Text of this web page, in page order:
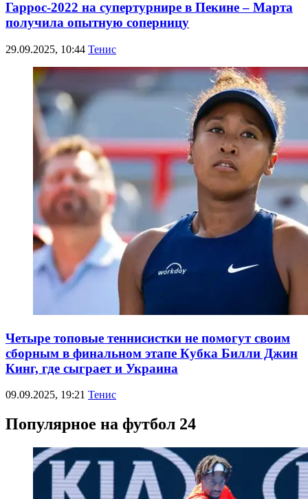
Гаррос-2022 на супертурнире в Пекине – Марта
получила опытную соперницу
29.09.2025, 10:44 Тенис
Четыре топовые теннисистки не помогут своим
сборным в финальном этапе Кубка Билли Джин
Кинг, где сыграет и Украина
09.09.2025, 19:21 Тенис
Популярное на футбол 24